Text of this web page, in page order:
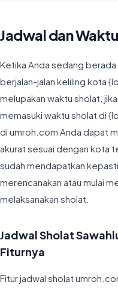
Jadwal dan
Ketika Anda sedang
berjalan-jalan keliling kota
melupakan waktu sholat,
memasuki waktu sholat di
di umroh.com Anda dapat
akurat sesuai dengan kota
sudah mendapatkan
merencanakan atau mulai
melaksanakan sholat.
Jadwal Sholat
Fiturnya
Fitur jadwal sholat